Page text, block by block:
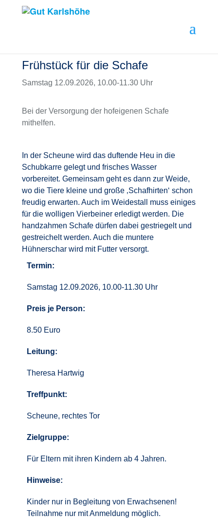
Frühstück für die Schafe
Samstag 12.09.2026, 10.00-11.30 Uhr
Bei der Versorgung der hofeigenen Schafe
mithelfen.
In der Scheune wird das duftende Heu in die
Schubkarre gelegt und frisches Wasser
vorbereitet. Gemeinsam geht es dann zur Weide,
wo die Tiere kleine und große ‚Schafhirten‘ schon
freudig erwarten. Auch im Weidestall muss einiges
für die wolligen Vierbeiner erledigt werden. Die
handzahmen Schafe dürfen dabei gestriegelt und
gestreichelt werden. Auch die muntere
Hühnerschar wird mit Futter versorgt.
Termin:
Samstag 12.09.2026, 10.00-11.30 Uhr
Preis je Person:
8.50 Euro
Leitung:
Theresa Hartwig
Treffpunkt:
Scheune, rechtes Tor
Zielgruppe:
Für Eltern mit ihren Kindern ab 4 Jahren.
Hinweise:
Kinder nur in Begleitung von Erwachsenen!
Teilnahme nur mit Anmeldung möglich.